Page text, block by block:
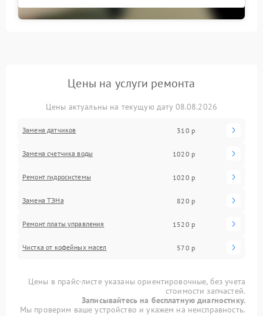
Цены на услуги ремонта
Цены актуальны на текущую дату 08.08.2026
Замена датчиков 310 р
Замена счетчика воды 1020 р
Ремонт гидросистемы 1020 р
Замена ТЭНа 820 р
Ремонт платы управления 1520 р
Чистка от кофейных масел 570 р
Цены в прайс-листе указаны ориентировочные, без учета
стоимости запчастей.
Записывайтесь на бесплатную диагностику.
Мы проверим ваше устройство и укажем на неисправность.